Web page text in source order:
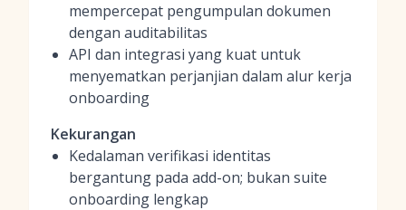
mempercepat pengumpulan dokumen
dengan auditabilitas
API dan integrasi yang kuat untuk
menyematkan perjanjian dalam alur kerja
onboarding
Kekurangan
Kedalaman verifikasi identitas
bergantung pada add-on; bukan suite
onboarding lengkap